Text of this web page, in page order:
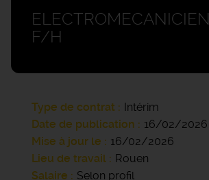
ELECTROMECANICIEN
F/H
Type de contrat
Intérim
Date de publication
16/02/2026
Mise à jour le
16/02/2026
Lieu de travail
Rouen
Salaire
Selon profil